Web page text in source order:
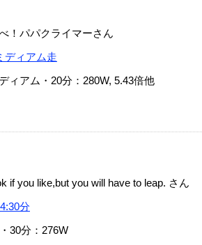
！パパクライマーさん
ディアム走
ィアム・20分：280W, 5.43倍他
if you like,but you will have to leap. さん
分
30分：276W